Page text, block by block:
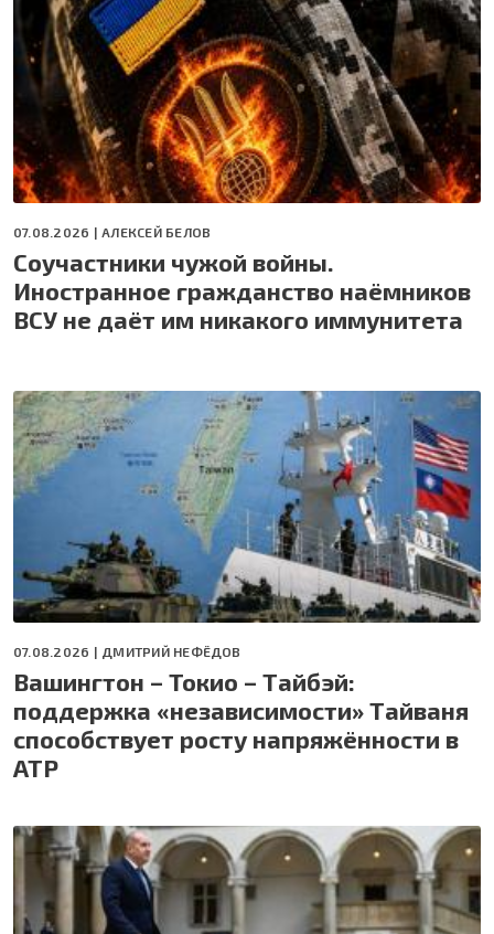
07.08.2026 |АЛЕКСЕЙ БЕЛОВ
Соучастники чужой войны.
Иностранное гражданство наёмников
ВСУ не даёт им никакого иммунитета
07.08.2026 | ДМИТРИЙ НЕФЁДОВ
Вашингтон – Токио – Тайбэй:
поддержка «независимости» Тайваня
способствует росту напряжённости в
АТР